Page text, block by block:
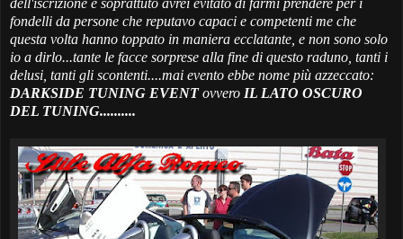
dell'iscrizione e soprattuto avrei evitato di farmi prendere per i
fondelli da persone che reputavo capaci e competenti me che
questa volta hanno toppato in maniera ecclatante, e non sono solo
io a dirlo...tante le facce sorprese alla fine di questo raduno, tanti i
delusi, tanti gli scontenti....mai evento ebbe nome più azzeccato:
DARKSIDE TUNING EVENTovvero IL LATO OSCURO
DEL TUNING..........